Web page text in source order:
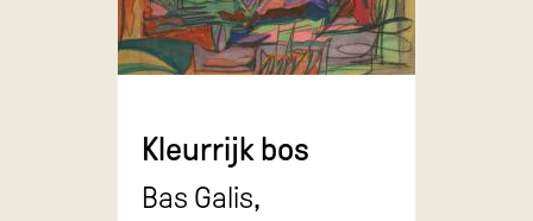
Kleurrijk bos
Bas Galis,